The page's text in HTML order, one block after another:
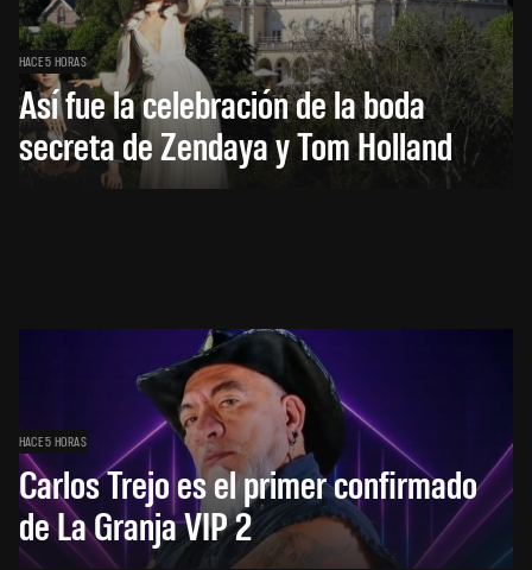
HACE 5 HORAS
Así fue la celebración de la boda
secreta de Zendaya y Tom Holland
HACE 5 HORAS
Carlos Trejo es el primer confirmado
de La Granja VIP 2